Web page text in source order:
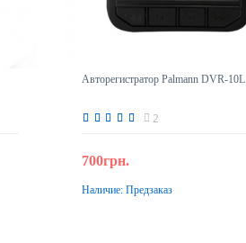
Авторегистратор Palmann DVR-10L
2
700грн.
Предзаказ
Наличие: Предзаказ